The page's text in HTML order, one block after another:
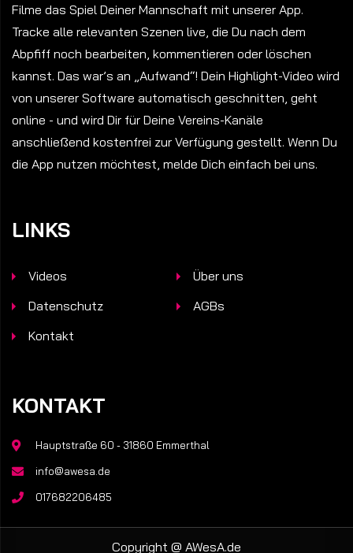
Filme das Spiel Deiner Mannschaft mit unserer App.
Tracke alle relevanten Szenen live, die Du nach dem
Abpfiff noch bearbeiten, kommentieren oder löschen
kannst. Das war’s an „Aufwand“! Dein Highlight-Video wird
von unserer Software automatisch geschnitten, geht
online - und wird Dir für Deine Vereins-Kanäle
anschließend kostenfrei zur Verfügung gestellt. Wenn Du
die App nutzen möchtest, melde Dich einfach bei uns.
LINKS
Videos
Über uns
Datenschutz
AGBs
Kontakt
KONTAKT
Hauptstraße 60 - 31860 Emmerthal
info@awesa.de
017682206485
Copyright @ AWesA.de